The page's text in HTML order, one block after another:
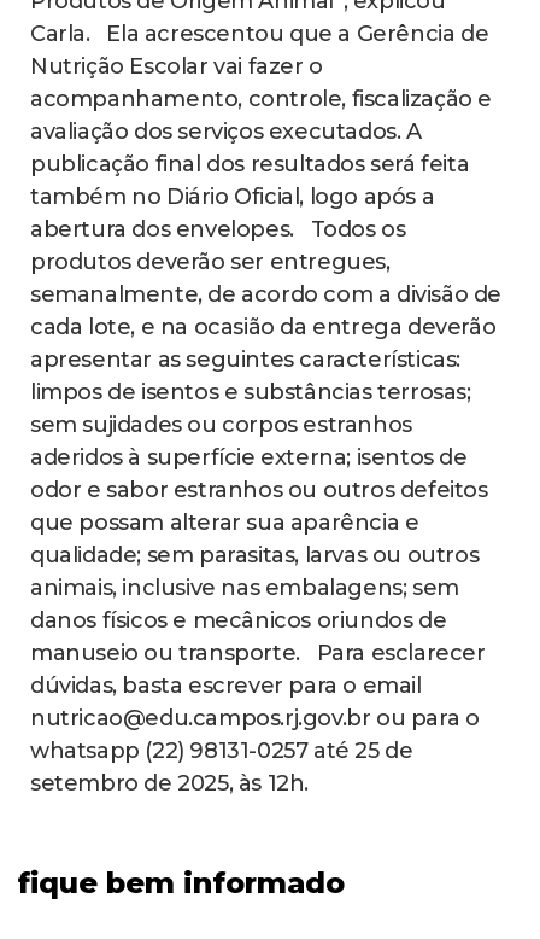
Carla. Ela acrescentou que a Gerência de
Nutrição Escolar vai fazer o
acompanhamento, controle, fiscalização e
avaliação dos serviços executados. A
publicação final dos resultados será feita
também no Diário Oficial, logo após a
abertura dos envelopes. Todos os
produtos deverão ser entregues,
semanalmente, de acordo com a divisão de
cada lote, e na ocasião da entrega deverão
apresentar as seguintes características:
limpos de isentos e substâncias terrosas;
sem sujidades ou corpos estranhos
aderidos à superfície externa; isentos de
odor e sabor estranhos ou outros defeitos
que possam alterar sua aparência e
qualidade; sem parasitas, larvas ou outros
animais, inclusive nas embalagens; sem
danos físicos e mecânicos oriundos de
manuseio ou transporte. Para esclarecer
dúvidas, basta escrever para o email
nutricao@edu.campos.rj.gov.br ou para o
whatsapp (22) 98131-0257 até 25 de
setembro de 2025, às 12h.
fique bem informado